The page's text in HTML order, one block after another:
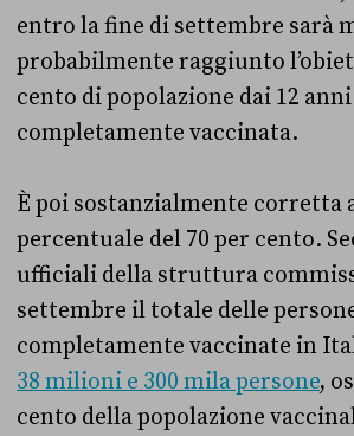
entro la fine di settembre sarà
probabilmente raggiunto
cento di popolazione dai 12
completamente vaccinata.
È poi sostanzialmente corretta
percentuale del 70 per cento.
ufficiali della struttura
settembre il totale delle
completamente vaccinate in
38 milioni e 300 mila persone,
cento della popolazione